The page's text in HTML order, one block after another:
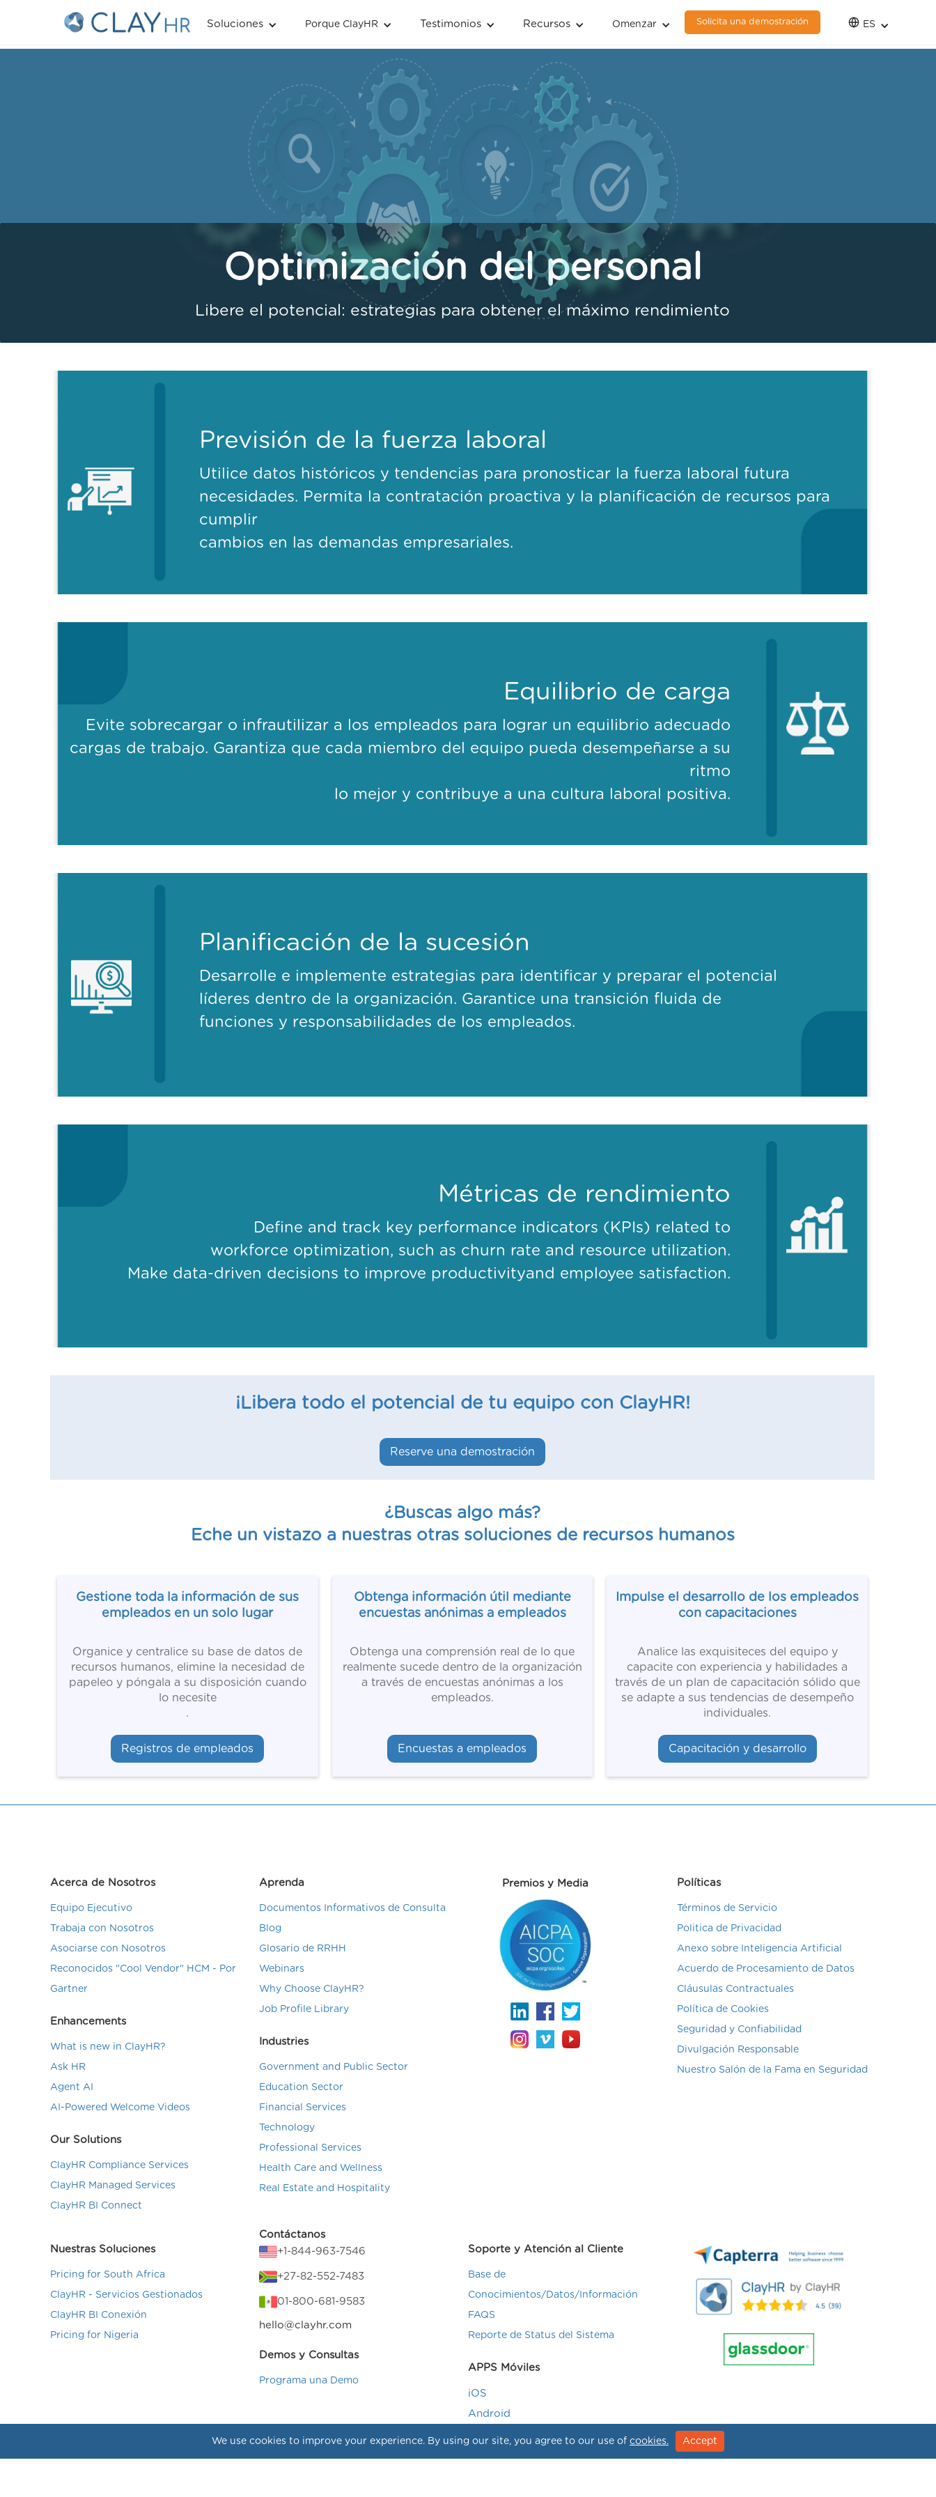
Soluciones Porque ClayHR Testimonios Recursos Omenzar Solicita una demostración ES
Optimización del personal
Libere el potencial: estrategias para obtener el máximo rendimiento
Previsión de la fuerza laboral
Utilice datos históricos y tendencias para pronosticar la fuerza laboral futura
necesidades. Permita la contratación proactiva y la planificación de recursos para
cumplir
cambios en las demandas empresariales.
Equilibrio de carga
Evite sobrecargar o infrautilizar a los empleados para lograr un equilibrio adecuado
cargas de trabajo. Garantiza que cada miembro del equipo pueda desempeñarse a su
ritmo
lo mejor y contribuye a una cultura laboral positiva.
Planificación de la sucesión
Desarrolle e implemente estrategias para identificar y preparar el potencial
líderes dentro de la organización. Garantice una transición fluida de
funciones y responsabilidades de los empleados.
Métricas de rendimiento
Define and track key performance indicators (KPIs) related to
workforce optimization, such as churn rate and resource utilization.
Make data-driven decisions to improve productivityand employee satisfaction.
¡Libera todo el potencial de tu equipo con ClayHR!
Reserve una demostración
¿Buscas algo más?
Eche un vistazo a nuestras otras soluciones de recursos humanos
Gestione toda la información de sus
empleados en un solo lugar
Organice y centralice su base de datos de
recursos humanos, elimine la necesidad de
papeleo y póngala a su disposición cuando
lo necesite
.
Registros de empleados
Obtenga información útil mediante
encuestas anónimas a empleados
Obtenga una comprensión real de lo que
realmente sucede dentro de la organización
a través de encuestas anónimas a los
empleados.
Encuestas a empleados
Impulse el desarrollo de los empleados
con capacitaciones
Analice las exquisiteces del equipo y
capacite con experiencia y habilidades a
través de un plan de capacitación sólido que
se adapte a sus tendencias de desempeño
individuales.
Capacitación y desarrollo
Acerca de Nosotros
Equipo Ejecutivo
Trabaja con Nosotros
Asociarse con Nosotros
Reconocidos "Cool Vendor" HCM - Por
Gartner
Enhancements
What is new in ClayHR?
Ask HR
Agent AI
AI-Powered Welcome Videos
Our Solutions
ClayHR Compliance Services
ClayHR Managed Services
ClayHR BI Connect
Aprenda
Documentos Informativos de Consulta
Blog
Glosario de RRHH
Webinars
Why Choose ClayHR?
Job Profile Library
Industries
Government and Public Sector
Education Sector
Financial Services
Technology
Professional Services
Health Care and Wellness
Real Estate and Hospitality
Premios y Media Políticas
Términos de Servicio
Politica de Privacidad
Anexo sobre Inteligencia Artificial
Acuerdo de Procesamiento de Datos
Cláusulas Contractuales
Política de Cookies
Seguridad y Confiabilidad
Divulgación Responsable
Nuestro Salón de la Fama en Seguridad
Nuestras Soluciones
Pricing for South Africa
ClayHR - Servicios Gestionados
ClayHR BI Conexión
Pricing for Nigeria
Contáctanos
+1-844-963-7546
+27-82-552-7483
01-800-681-9583
hello@clayhr.com
Demos y Consultas
Programa una Demo
Soporte y Atención al Cliente
Base de
Conocimientos/Datos/Información
FAQS
Reporte de Status del Sistema
APPS Móviles
iOS
Android
We use cookies to improve your experience. By using our site, you agree to our use of cookies. Accept